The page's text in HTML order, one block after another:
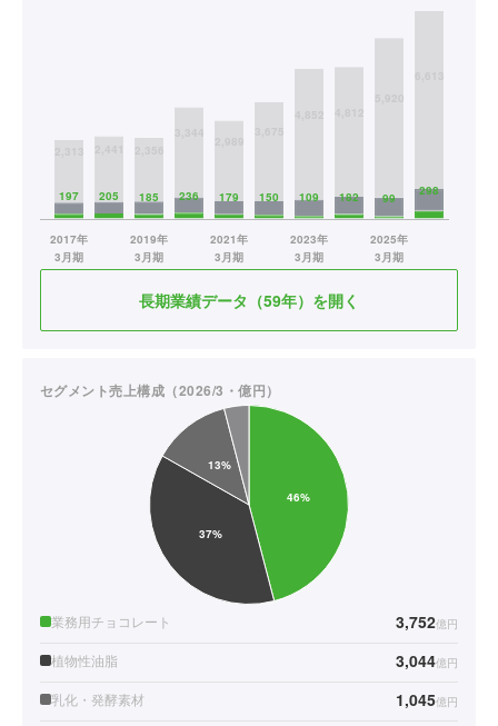
長期業績データ（59年）を開く
セグメント売上構成（2026/3・億円）
業務用チョコレート 3,752億円
植物性油脂 3,044億円
乳化・発酵素材 1,045億円